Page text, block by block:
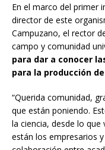
En el marco del primer
director de este
Campuzano, el rector
campo y comunidad
para dar a conocer
para la producción
“Querida comunidad,
que están poniendo.
la ciencia, desde lo
están los empresarios